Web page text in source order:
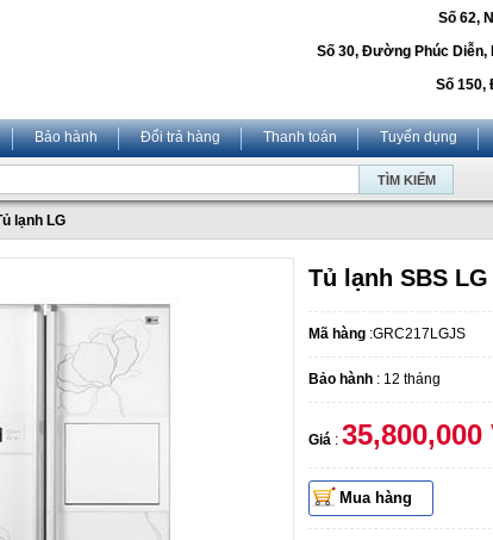
Số 62,
Số 30, Đường Phúc Diễn,
Số 150,
Bảo hành Đổi trả hàng Thanh toán Tuyển dụng
lạnh LG
Tủ lạnh SBS
Mã hàng :GRC217LGJS
Bảo hành : 12 tháng
Giá : 35,800,000
Mua hàng